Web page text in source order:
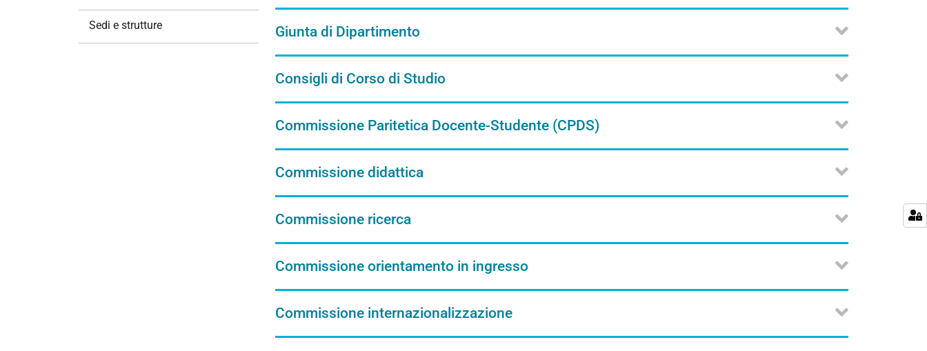
Giunta di Dipartimento
Consigli di Corso di Studio
Commissione Paritetica Docente-Studente (CPDS)
Commissione didattica
Commissione ricerca
Commissione orientamento in ingresso
Commissione internazionalizzazione
Sedi e strutture